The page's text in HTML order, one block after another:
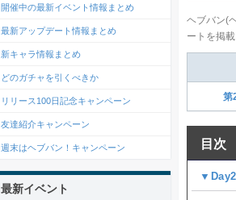
ヘブバン(
ートを掲
第
目次
開催中の最新イベント情報まとめ
最新アップデート情報まとめ
新キャラ情報まとめ
どのガチャを引くべきか
リリース100日記念キャンペーン
友達紹介キャンペーン
週末はヘブバン！キャンペーン
最新イベント